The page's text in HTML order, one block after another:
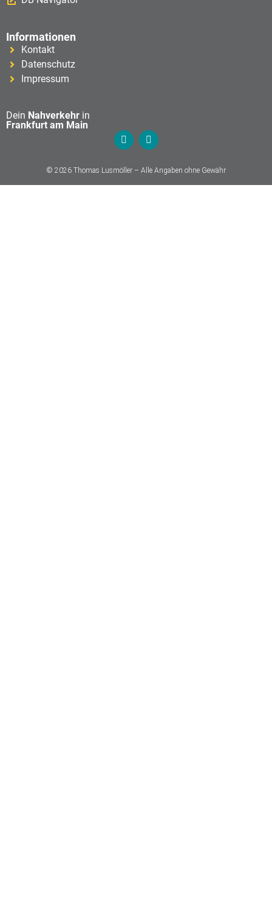
Informationen
Kontakt
Datenschutz
Impressum
Dein Nahverkehr in
Frankfurt am Main
© 2026 Thomas Lusmöller – Alle Angaben ohne Gewähr